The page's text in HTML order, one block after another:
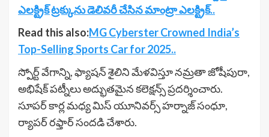
ఎలక్ట్రిక్ ట్రక్కును డెలివరీ చేసిన మాంట్రా ఎలక్ట్రిక్..
Read this also:MG Cyberster Crowned India’s
Top-Selling Sports Car for 2025..
స్పోర్ట్ వేగాన్ని, ఫ్యాషన్ శైలిని మేళవిస్తూ నమ్రతా జోషీపురా,
అభిషేక్ పట్నీలు అద్భుతమైన కలెక్షన్స్ ప్రదర్శించారు.
సూపర్ కార్ల మధ్య మిస్ యూనివర్స్ హర్నాజ్ సంధూ,
ర్యాపర్ రఫ్తార్ సందడి చేశారు.